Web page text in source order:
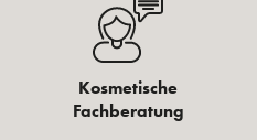
Kosmetische
Fachberatung